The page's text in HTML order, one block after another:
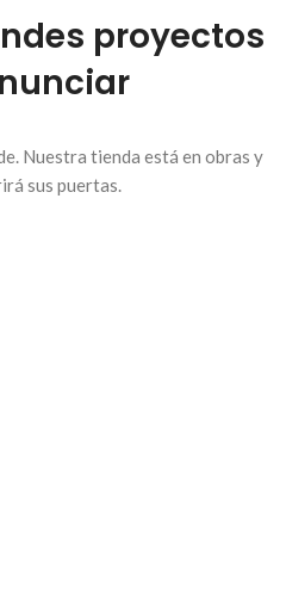
proyectos
Nuestra tienda está en obras y
sus puertas.